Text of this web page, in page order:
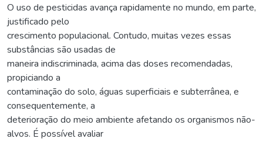
O uso de pesticidas avança rapidamente no mundo, em parte,
justificado pelo
crescimento populacional. Contudo, muitas vezes essas
substâncias são usadas de
maneira indiscriminada, acima das doses recomendadas,
propiciando a
contaminação do solo, águas superficiais e subterrânea, e
consequentemente, a
deterioração do meio ambiente afetando os organismos não-
alvos. É possível avaliar